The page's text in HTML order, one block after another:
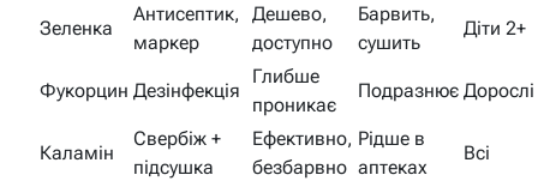
Зеленка
Антисептик,
маркер
Дешево,
доступно
Барвить,
сушить
Діти 2+
Фукорцин Дезінфекція
Глибше
проникає
Подразнює Дорослі
Каламін
Свербіж +
підсушка
Ефективно,
безбарвно
Рідше в
аптеках
Всі